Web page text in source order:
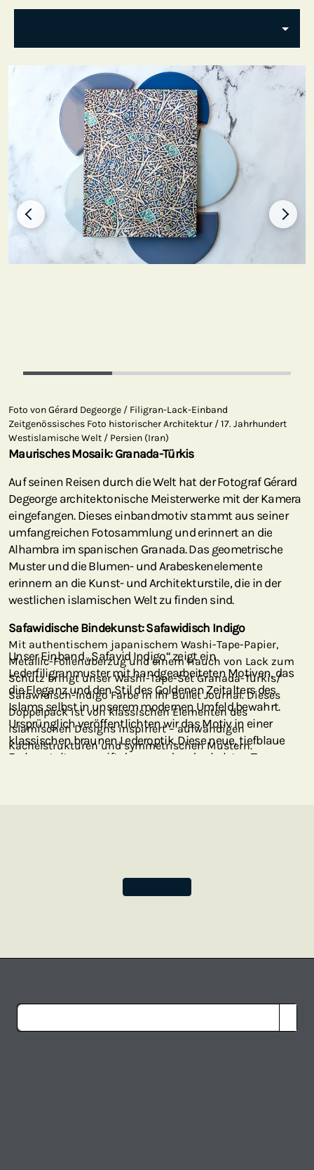
Foto von Gérard Degeorge / Filigran-Lack-Einband
Zeitgenössisches Foto historischer Architektur / 17. Jahrhundert
Westislamische Welt / Persien (Iran)
Maurisches Mosaik: Granada-Türkis
Auf seinen Reisen durch die Welt hat der Fotograf Gérard
Degeorge architektonische Meisterwerke mit der Kamera
eingefangen. Dieses einbandmotiv stammt aus seiner
umfangreichen Fotosammlung und erinnert an die
Alhambra im spanischen Granada. Das geometrische
Muster und die Blumen- und Arabeskenelemente
erinnern an die Kunst- und Architekturstile, die in der
westlichen islamischen Welt zu finden sind.
Safawidische Bindekunst: Safawidisch Indigo
Unser Einband „Safavid Indigo“ zeigt ein
Lederfiligranmuster mit handgearbeiteten Motiven, das
die Eleganz und den Stil des Goldenen Zeitalters des
Islams selbst in unserem modernen Umfeld bewahrt.
Ursprünglich veröffentlichten wir das Motiv in einer
klassischen braunen Lederoptik. Diese neue, tiefblaue
Farbgestaltung greift dagegen den dunkelsten Ton von
Mit authentischem japanischem Washi-Tape-Papier,
Metallic-Folienüberzug und einem Hauch von Lack zum
Schutz bringt unser Washi-Tape-Set Granada-Türkis/
Safawidisch-Indigo Farbe in Ihr Bullet Journal. Dieses
Doppelpack ist von klassischen Elementen des
islamischen Designs inspiriert – aufwändigen
Kachelstrukturen und symmetrischen Mustern.